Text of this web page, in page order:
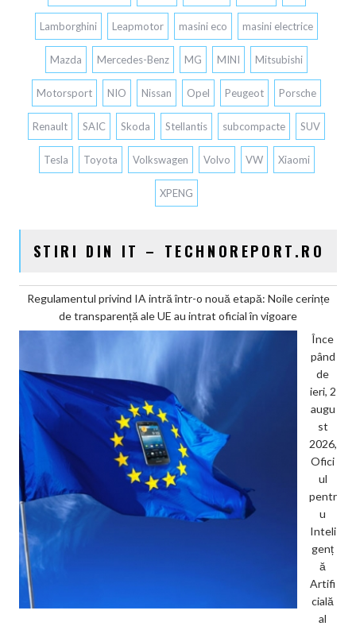
Lamborghini Leapmotor masini eco masini electrice
Mazda Mercedes-Benz MG MINI Mitsubishi
Motorsport NIO Nissan Opel Peugeot Porsche
Renault SAIC Skoda Stellantis subcompacte SUV
Tesla Toyota Volkswagen Volvo VW Xiaomi
XPENG
STIRI DIN IT – TECHNOREPORT.RO
Regulamentul privind IA intră într-o nouă etapă: Noile cerințe
de transparență ale UE au intrat oficial în vigoare
Înce
pând
de
ieri, 2
augu
st
2026,
Ofici
ul
pentr
u
Inteli
genț
ă
Artifi
cială
al